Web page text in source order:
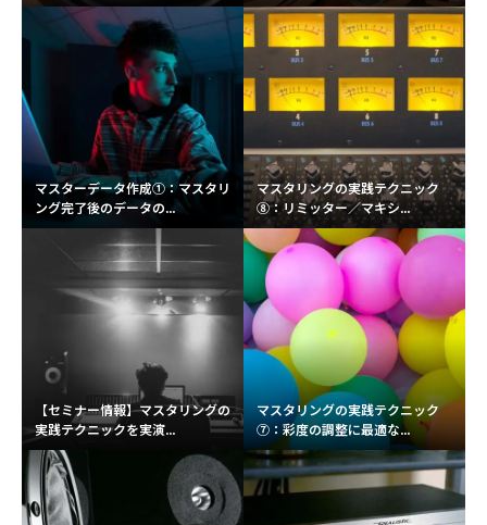
マスターデータ作成①：マスタリ
ング完了後のデータの...
マスタリングの実践テクニック
⑧：リミッター／マキシ...
【セミナー情報】マスタリングの
実践テクニックを実演...
マスタリングの実践テクニック
⑦：彩度の調整に最適な...